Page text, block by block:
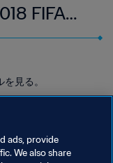
FIFAワ
見る。
ads, provide
We also share